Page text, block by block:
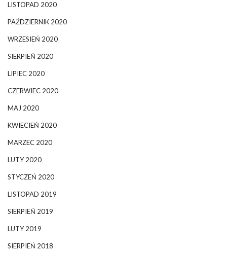
LISTOPAD 2020
PAŹDZIERNIK 2020
WRZESIEŃ 2020
SIERPIEŃ 2020
LIPIEC 2020
CZERWIEC 2020
MAJ 2020
KWIECIEŃ 2020
MARZEC 2020
LUTY 2020
STYCZEŃ 2020
LISTOPAD 2019
SIERPIEŃ 2019
LUTY 2019
SIERPIEŃ 2018